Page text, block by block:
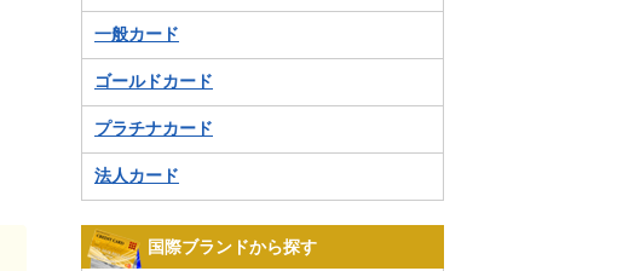
一般カード
ゴールドカード
プラチナカード
法人カード
国際ブランドから探す